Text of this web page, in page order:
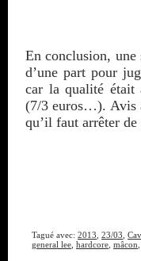
En conclusion,
d’une part pour
car la qualité était
(7/3 euros…). Avis
qu’il faut arrêter
Tagué avec: 2013 23/03
general lee hardcore mâcon